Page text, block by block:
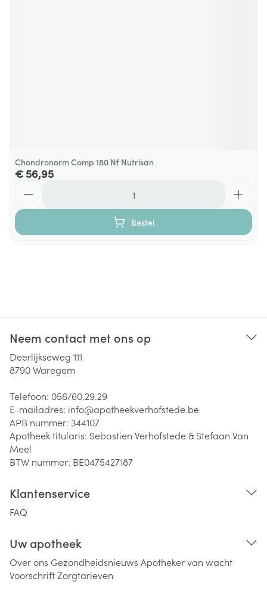
Chondronorm Comp 180 Nf Nutrisan
€ 56,95
Bestel
Neem contact met ons op
Deerlijkseweg 111
8790Waregem
Telefoon: 056/60.29.29
E-mailadres: info@apotheekverhofstede.be
APB nummer: 344107
Apotheek titularis: Sebastien Verhofstede & Stefaan Van
Meel
BTW nummer: BE0475427187
Klantenservice
FAQ
Uw apotheek
Over ons Gezondheidsnieuws Apotheker van wacht
VoorschriftZorgtarieven